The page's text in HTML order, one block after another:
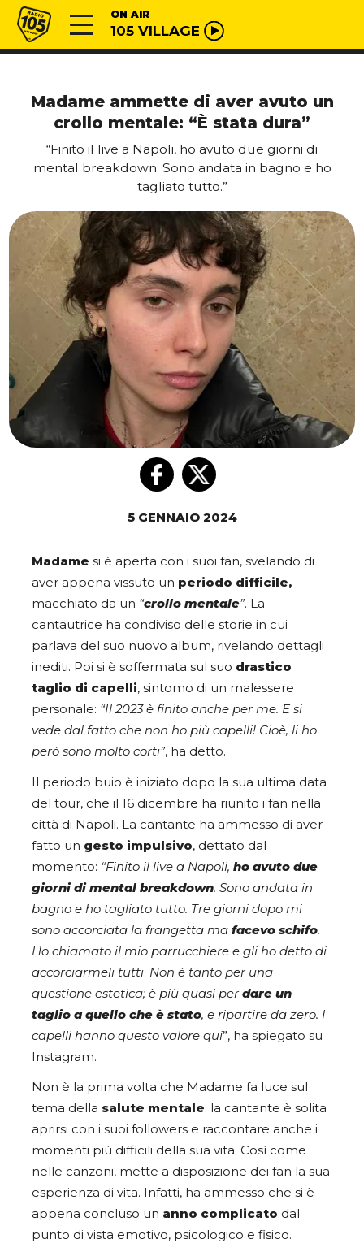
Vai al contenuto
Radio 105 ON AIR
105 VILLAGE
Madame ammette di aver avuto un
crollo mentale: “È stata dura”
“Finito il live a Napoli, ho avuto due giorni di
mental breakdown. Sono andata in bagno e ho
tagliato tutto.”
5 GENNAIO 2024
Madame si è aperta con i suoi fan, svelando di
aver appena vissuto un periodo difficile,
macchiato da un “crollo mentale”. La
cantautrice ha condiviso delle storie in cui
parlava del suo nuovo album, rivelando dettagli
inediti. Poi si è soffermata sul suo drastico
taglio di capelli, sintomo di un malessere
personale: “Il 2023 è finito anche per me. E si
vede dal fatto che non ho più capelli! Cioè, li ho
però sono molto corti”, ha detto.
Il periodo buio è iniziato dopo la sua ultima data
del tour, che il 16 dicembre ha riunito i fan nella
città di Napoli. La cantante ha ammesso di aver
fatto un gesto impulsivo, dettato dal
momento: “Finito il live a Napoli, ho avuto due
giorni di mental breakdown. Sono andata in
bagno e ho tagliato tutto. Tre giorni dopo mi
sono accorciata la frangetta ma facevo schifo.
Ho chiamato il mio parrucchiere e gli ho detto di
accorciarmeli tutti. Non è tanto per una
questione estetica; è più quasi perdare un
taglio a quello che è stato, e ripartire da zero. I
capelli hanno questo valore qui”, ha spiegato su
Instagram.
Non è la prima volta che Madame fa luce sul
tema della salute mentale: la cantante è solita
aprirsi con i suoi followers e raccontare anche i
momenti più difficili della sua vita. Così come
nelle canzoni, mette a disposizione dei fan la sua
esperienza di vita. Infatti, ha ammesso che si è
appena concluso un anno complicato dal
punto di vista emotivo, psicologico e fisico.